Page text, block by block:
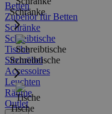
Schränke
Schreibtische
Tische
Betten
Zubehör für Betten
Schränke
Schreibtische
Tische
Sitzmöbel
Accessoires
Leuchten
Räume
Outlet